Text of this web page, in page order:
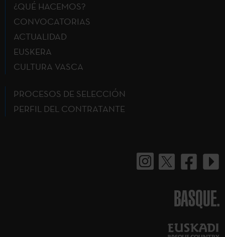
¿QUÉ HACEMOS?
CONVOCATORIAS
ACTUALIDAD
EUSKERA
CULTURA VASCA
PROCESOS DE SELECCIÓN
PERFIL DEL CONTRATANTE
BASQUE.